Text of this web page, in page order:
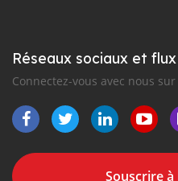
Réseaux sociaux et flux
Connectez-vous avec nous
Souscrire